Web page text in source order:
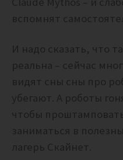
вспомнят
И надо сказать, что
реальна – сейчас
видят сны сны про
убегают. А роботы
чтобы
заниматься в
лагерь Скайнет.